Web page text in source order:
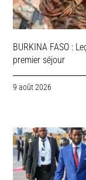
BURKINA FASO :
premier séjour
9 août 2026